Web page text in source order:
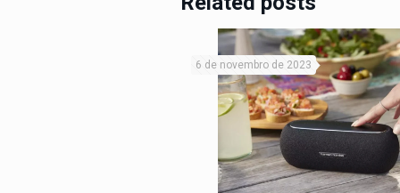
6 de novembro de 2023